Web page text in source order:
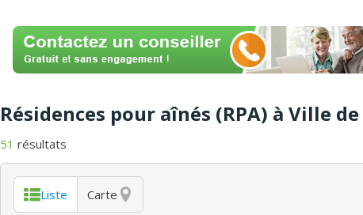
Résidences pour aînés (RPA) à Ville
51 résultats
Liste Carte